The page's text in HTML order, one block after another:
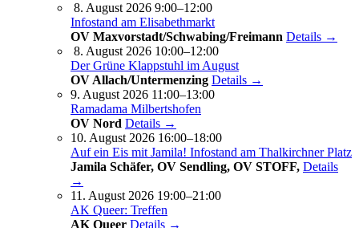
8. August 2026 9:00–12:00
Infostand am Elisabethmarkt
OV Maxvorstadt/Schwabing/Freimann Details →
8. August 2026 10:00–12:00
Der Grüne Klappstuhl im August
OV Allach/Untermenzing Details →
9. August 2026 11:00–13:00
Ramadama Milbertshofen
OV Nord Details →
10. August 2026 16:00–18:00
Auf ein Eis mit Jamila! Infostand am Thalkirchner Platz
Jamila Schäfer, OV Sendling, OV STOFF, Details
→
11. August 2026 19:00–21:00
AK Queer: Treffen
AK Queer Details →